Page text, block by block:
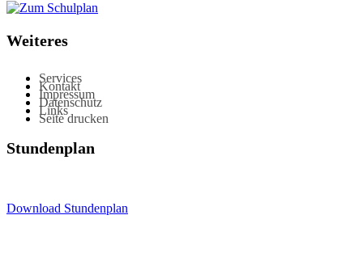
Weiteres
Services
Kontakt
Impressum
Datenschutz
Links
Seite drucken
Stundenplan
Download Stundenplan